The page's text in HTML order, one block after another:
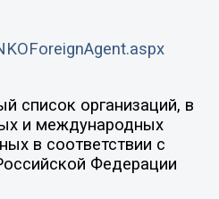
список организаций, в
и международных
в соответствии с
Федерации